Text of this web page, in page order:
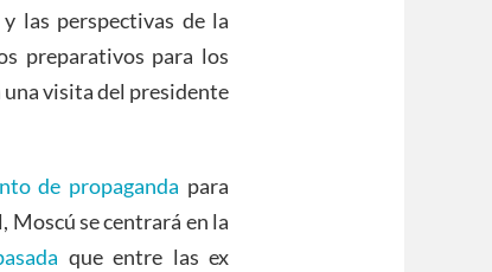
y las perspectivas de la
preparativos para los
una visita del presidente
de propaganda para
Moscú se centrará en la
que entre las ex